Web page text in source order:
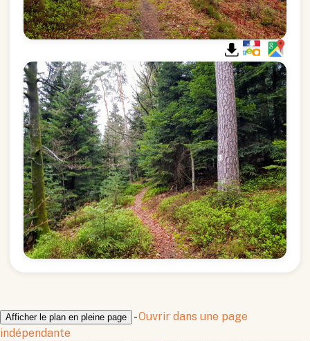
Afficher le plan en pleine page -Ouvrir dans une page
indépendante